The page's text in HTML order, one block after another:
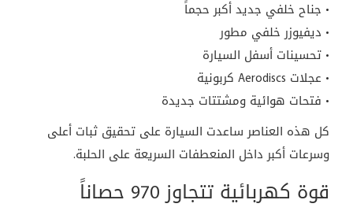
• جناح خلفي جديد أكبر حجماً
• ديفيوزر خلفي مطور
• تحسينات أسفل السيارة
• عجلات Aerodiscs كربونية
• فتحات هوائية ومشتتات جديدة
كل هذه العناصر ساعدت السيارة على تحقيق ثبات أعلى
وسرعات أكبر داخل المنعطفات السريعة على الحلبة.
قوة كهربائية تتجاوز 970 حصاناً